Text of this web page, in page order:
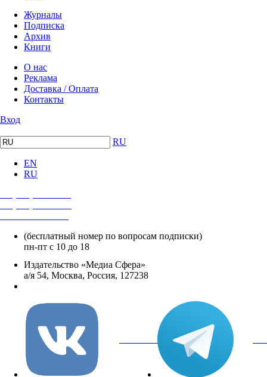
Журналы
Подписка
Архив
Книги
О нас
Реклама
Доставка / Оплата
Контакты
Вход
RU
EN
RU
(бесплатный номер по вопросам подписки)
пн-пт с 10 до 18
Издательство «Медиа Сфера»
а/я 54, Москва, Россия, 127238
вКонтакте